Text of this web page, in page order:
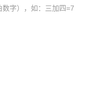
字），如：三加四=7